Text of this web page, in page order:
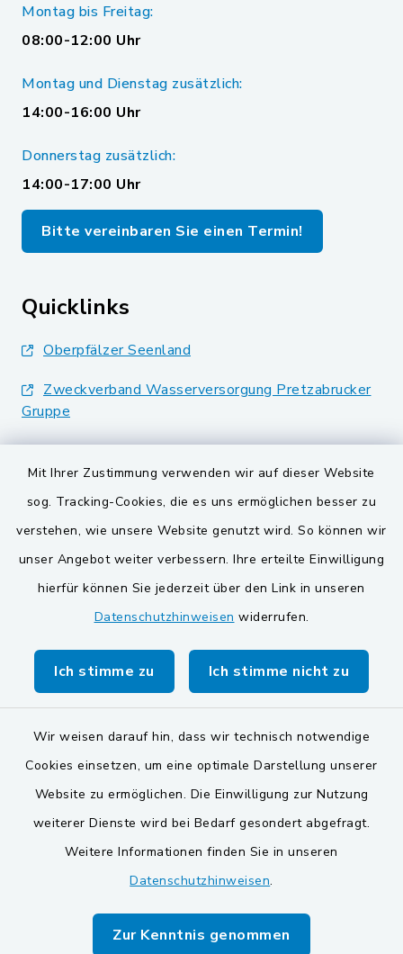
Mit Ihrer Zustimmung verwenden wir auf dieser Website
sog. Tracking-Cookies, die es uns ermöglichen besser zu
verstehen, wie unsere Website genutzt wird. So können wir
unser Angebot weiter verbessern. Ihre erteilte Einwilligung
hierfür können Sie jederzeit über den Link in unseren
Datenschutzhinweisen widerrufen.
Ich stimme zu Ich stimme nicht zu
Wir weisen darauf hin, dass wir technisch notwendige
Cookies einsetzen, um eine optimale Darstellung unserer
Website zu ermöglichen. Die Einwilligung zur Nutzung
weiterer Dienste wird bei Bedarf gesondert abgefragt.
Weitere Informationen finden Sie in unseren
Datenschutzhinweisen.
Zur Kenntnis genommen
Montag bis Freitag:
08:00-12:00 Uhr
Montag und Dienstag zusätzlich:
14:00-16:00 Uhr
Donnerstag zusätzlich:
14:00-17:00 Uhr
Bitte vereinbaren Sie einen Termin!
Quicklinks
Oberpfälzer Seenland
Zweckverband Wasserversorgung Pretzabrucker
Gruppe
Landkreis Schwandorf
VG und Gemeinden
Gemeinde Schwarzach bei Nabburg
Gemeinde Stulln
Verwaltungsgemeinschaft Schwarzenfeld
Barrierefreiheit